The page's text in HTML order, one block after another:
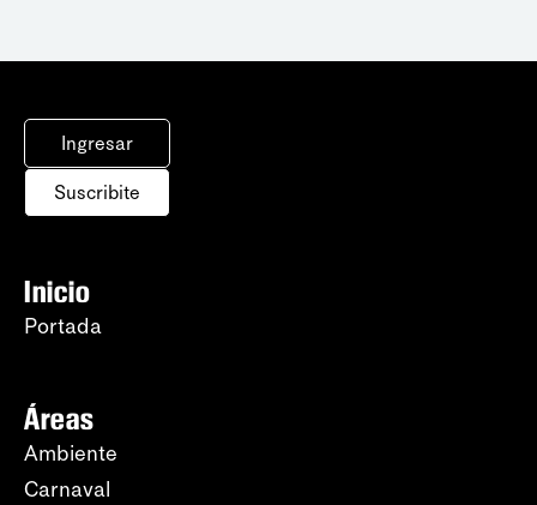
Ingresar
Suscribite
Inicio
Portada
Áreas
Ambiente
Carnaval